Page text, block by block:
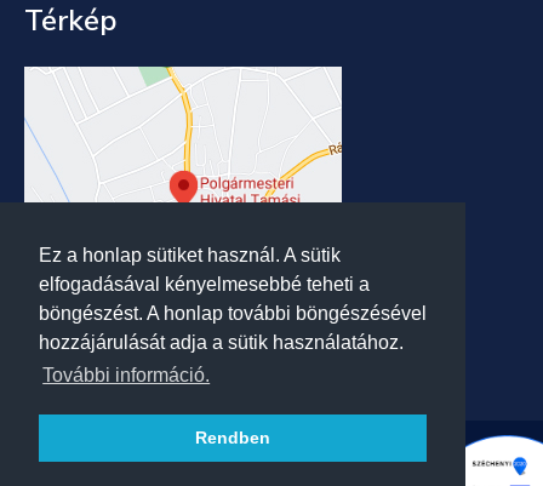
Ez a honlap sütiket használ. A sütik
elfogadásával kényelmesebbé teheti a
böngészést. A honlap további böngészésével
hozzájárulását adja a sütik használatához.
További információ.
Rendben
Térkép